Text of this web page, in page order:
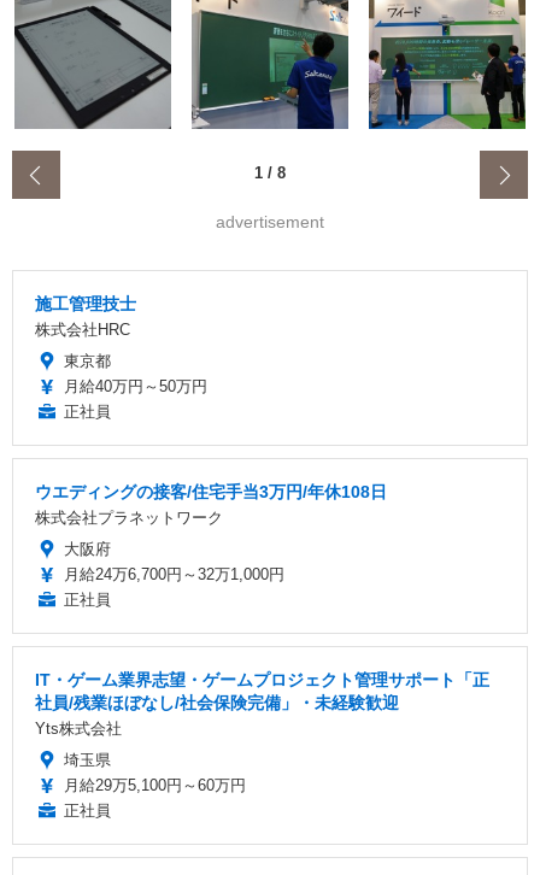
1 / 8
advertisement
施工管理技士
株式会社HRC
東京都
月給40万円～50万円
正社員
ウエディングの接客/住宅手当3万円/年休108日
株式会社プラネットワーク
大阪府
月給24万6,700円～32万1,000円
正社員
IT・ゲーム業界志望・ゲームプロジェクト管理サポート「正
社員/残業ほぼなし/社会保険完備」・未経験歓迎
Yts株式会社
埼玉県
月給29万5,100円～60万円
正社員